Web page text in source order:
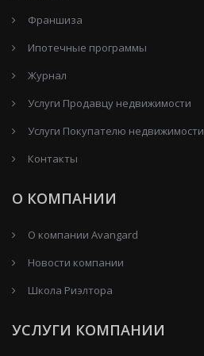
Франшиза
Ипотечные программы
Журнал
Услуги Продавцу недвижимости
Услуги Покупателю недвижимости
Контакты
О КОМПАНИИ
О компании Avangard
Новости компании
Школа Риэлтора
УСЛУГИ КОМПАНИИ